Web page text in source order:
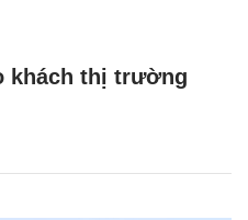
khách thị trường